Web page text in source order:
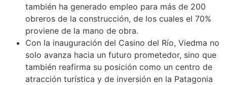
también ha generado empleo para más de 200
obreros de la construcción, de los cuales el 70%
proviene de la mano de obra.
Con la inauguración del Casino del Río, Viedma no
solo avanza hacia un futuro prometedor, sino que
también reafirma su posición como un centro de
atracción turística y de inversión en la Patagonia